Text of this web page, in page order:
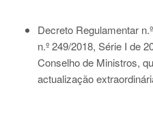
Decreto Regulamentar
n.º 249/2018, Série I de
Conselho de Ministros,
actualização